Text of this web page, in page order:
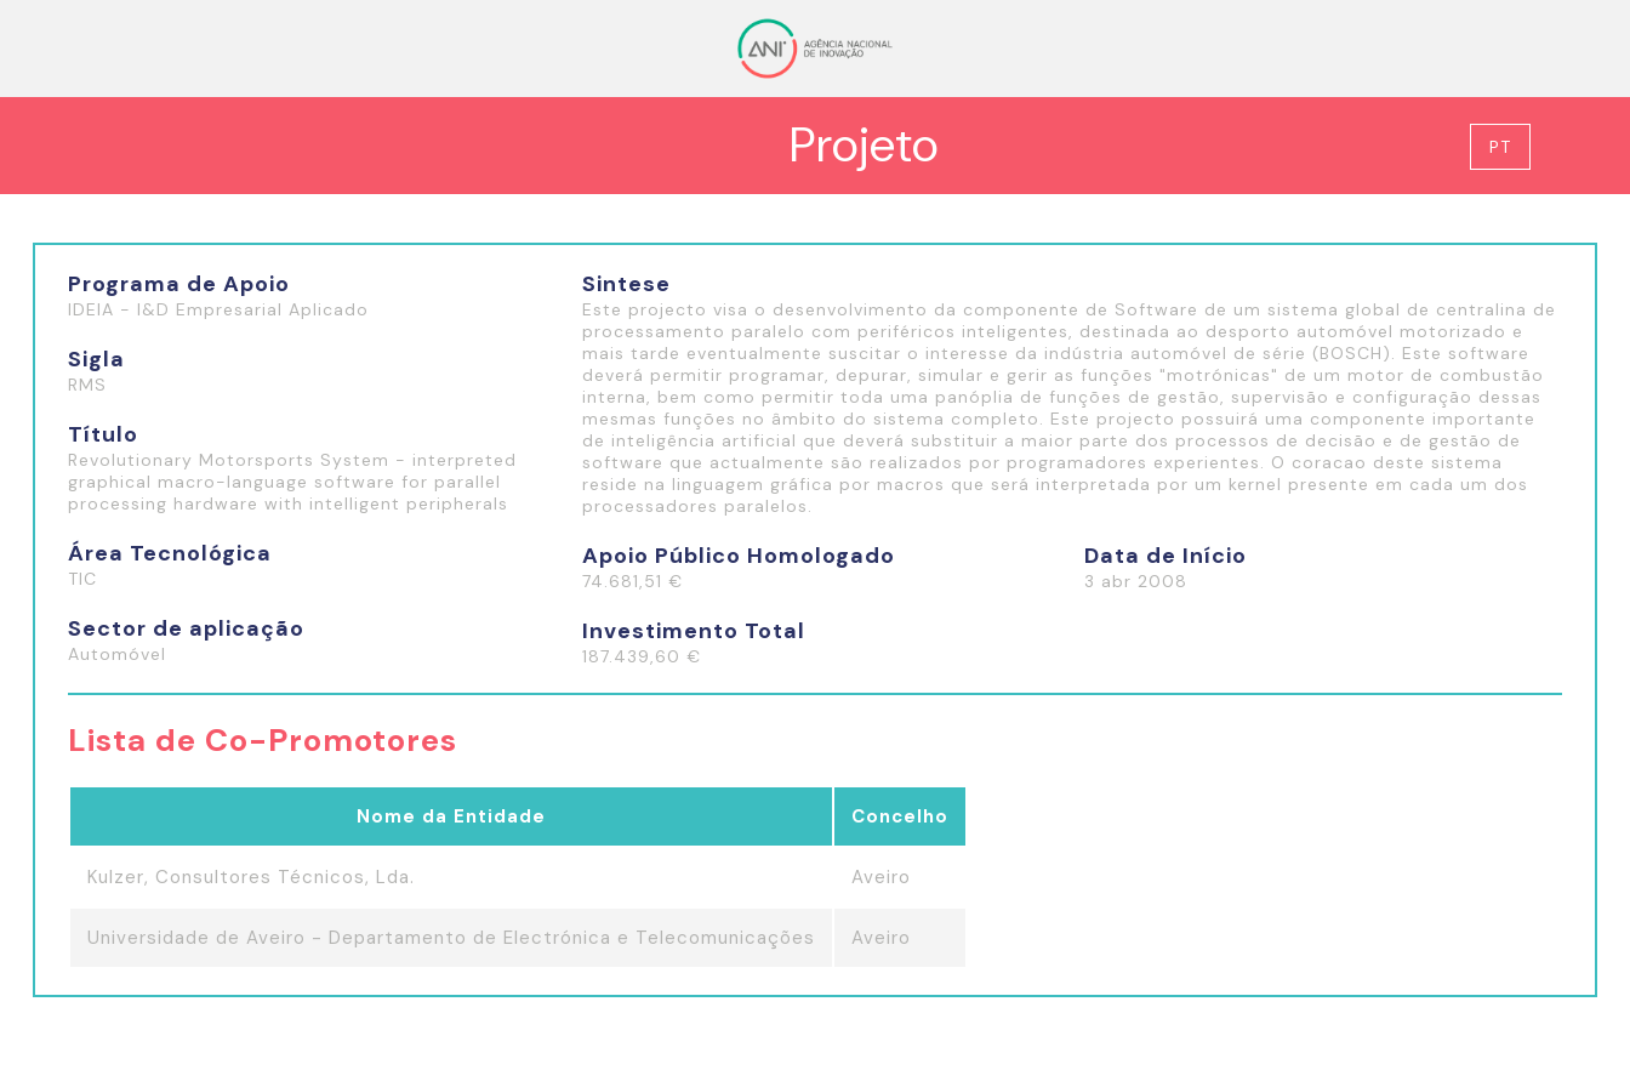
Projeto PT
Programa de Apoio
IDEIA - I&D Empresarial Aplicado
Sigla
RMS
Título
Revolutionary Motorsports System - interpreted
graphical macro-language software for parallel
processing hardware with intelligent peripherals
Área Tecnológica
TIC
Sector de aplicação
Automóvel
Sintese
Este projecto visa o desenvolvimento da componente de Software de um sistema global de centralina de
processamento paralelo com periféricos inteligentes, destinada ao desporto automóvel motorizado e
mais tarde eventualmente suscitar o interesse da indústria automóvel de série (BOSCH). Este software
deverá permitir programar, depurar, simular e gerir as funções "motrónicas" de um motor de combustão
interna, bem como permitir toda uma panóplia de funções de gestão, supervisão e configuração dessas
mesmas funções no âmbito do sistema completo. Este projecto possuirá uma componente importante
de inteligência artificial que deverá substituir a maior parte dos processos de decisão e de gestão de
software que actualmente são realizados por programadores experientes. O coracao deste sistema
reside na linguagem gráfica por macros que será interpretada por um kernel presente em cada um dos
processadores paralelos.
Apoio Público Homologado
74.681,51 €
Investimento Total
187.439,60 €
Data de Início
3 abr 2008
Lista de Co-Promotores
Nome da Entidade Concelho
Kulzer, Consultores Técnicos, Lda. Aveiro
Universidade de Aveiro - Departamento de Electrónica e Telecomunicações Aveiro